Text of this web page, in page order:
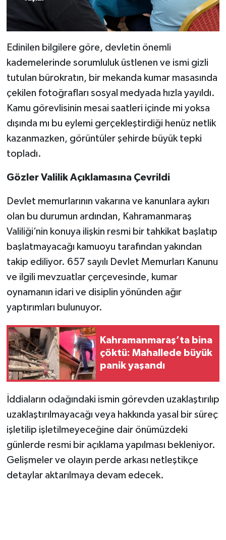
Edinilen bilgilere göre, devletin önemli
kademelerinde sorumluluk üstlenen ve ismi gizli
tutulan bürokratın, bir mekanda kumar masasında
çekilen fotoğrafları sosyal medyada hızla yayıldı.
Kamu görevlisinin mesai saatleri içinde mi yoksa
dışında mı bu eylemi gerçekleştirdiği henüz netlik
kazanmazken, görüntüler şehirde büyük tepki
topladı.
Gözler Valilik Açıklamasına Çevrildi
Devlet memurlarının vakarına ve kanunlara aykırı
olan bu durumun ardından, Kahramanmaraş
Valiliği’nin konuya ilişkin resmi bir tahkikat başlatıp
başlatmayacağı kamuoyu tarafından yakından
takip ediliyor. 657 sayılı Devlet Memurları Kanunu
ve ilgili mevzuatlar çerçevesinde, kumar
oynamanın idari ve disiplin yönünden ağır
yaptırımları bulunuyor.
Kahramanmaraş’ta bina
çöktü: Mahallede büyük
panik yaşandı
İddiaların odağındaki ismin görevden uzaklaştırılıp
uzaklaştırılmayacağı veya hakkında yasal bir süreç
işletilip işletilmeyeceğine dair önümüzdeki
günlerde resmi bir açıklama yapılması bekleniyor.
Gelişmeler ve olayın perde arkası netleştikçe
detaylar aktarılmaya devam edecek.